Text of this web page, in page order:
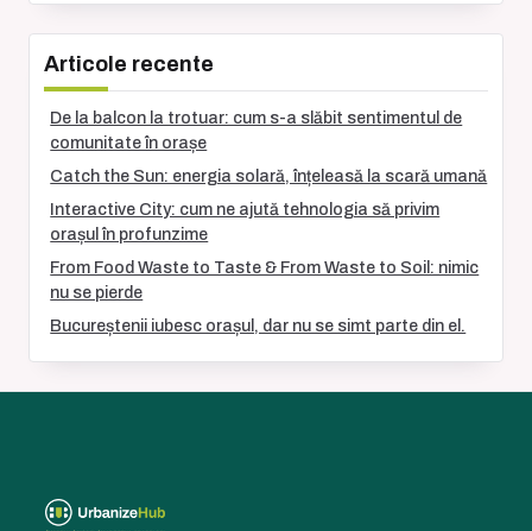
Articole recente
De la balcon la trotuar: cum s-a slăbit sentimentul de
comunitate în orașe
Catch the Sun: energia solară, înțeleasă la scară umană
Interactive City: cum ne ajută tehnologia să privim
orașul în profunzime
From Food Waste to Taste & From Waste to Soil: nimic
nu se pierde
Bucureștenii iubesc orașul, dar nu se simt parte din el.